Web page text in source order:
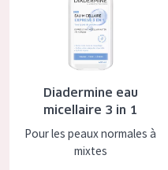
Diadermine eau
micellaire 3 in 1
Pour les peaux normales à
mixtes